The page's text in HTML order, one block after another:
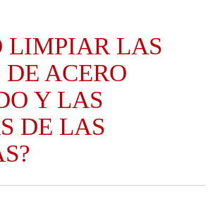
LIMPIAR LAS
ACERO
Y LAS
DE LAS